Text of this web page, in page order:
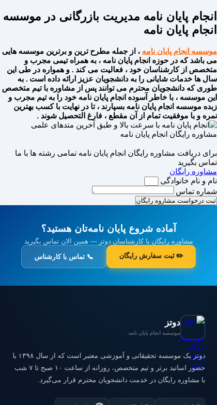
انجام پایان نامه مدیریت بازرگانی در موسسه
انجام پایان نامه
موسسه انجام پایان نامه ، از جمله مطرح ترین و برترین موسسه هایی
می باشد که در حوزه انجام پایان نامه ، به همراه تیمی مجرب و
متخصص از کارشناسان خود ، فعالیت می کند . و همواره در طی این
سال ها خدمات شایانی را به دانشجویان عزیز ارائه داده است . به
طوری که دانشجویان محترم می توانند پس از مشاوره با تیم متخصص
این موسسه ، با خاطر آسوده انجام پایان نامه خود را به تیم مجرب و
زبده موسسه انجام پایان نامه بسپارند ، تا در نهایت با کسب بهترین
نمره و با موفقیت تمام از آن مقطع ، فارغ التحصیل شوند .
مشاوره رایگان انجام پایان نامه
برای دریافت مشاوره رایگان انجام پایان نامه تمامی رشته ها با ما
تماس بگیرید
مشاوره رایگان
نام و نام خانوادگی
شماره تماس
ثبت درخواست مشاروه رایگان
آماده شروع پایان نامه‌تان هستید؟
مشاوره رایگان با کارشناسان دوتز — همین الان تماس بگیرید
✏️ ثبت سفارش رایگان 📞 تماس با کارشناس
دوتز
موسسه انجام پایان نامه
دوتز یک موسسه تحقیقاتی و آموزشی معتبر است که از سال ۱۳۹۸ با
حضور اساتید برتر و تیم متخصص، روزانه از ساعت ۱۰ صبح تا ۷ شب
با مشاوره رایگان در خدمت دانشجویان محترم قرار می‌گیرد.